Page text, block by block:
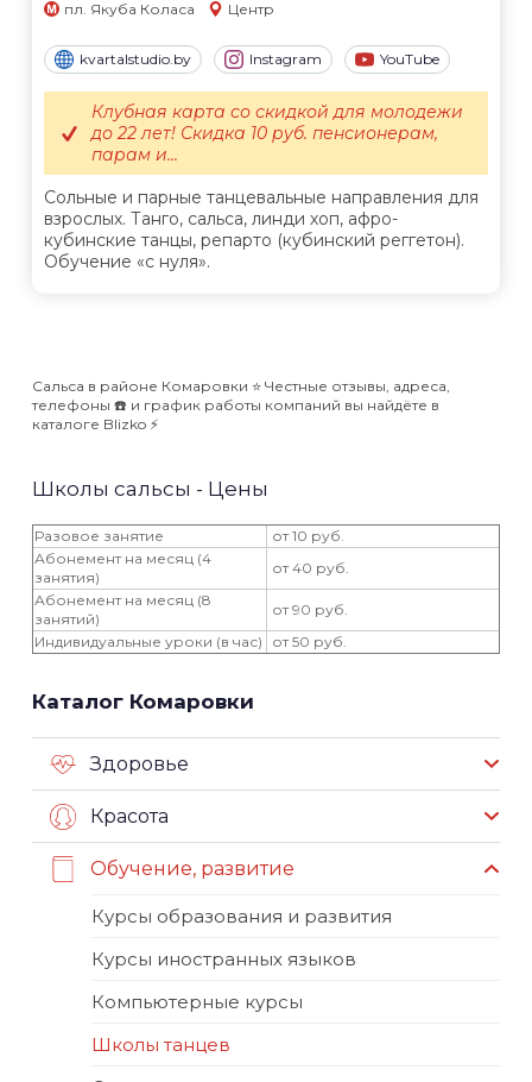
пл. Якуба Коласа Центр
kvartalstudio.by Instagram YouTube
Сольные и парные танцевальные направления для
взрослых. Танго, сальса, линди хоп, афро-
кубинские танцы, репарто (кубинский реггетон).
Обучение «с нуля».
Клубная карта со скидкой для молодежи
до 22 лет! Скидка 10 руб. пенсионерам,
парам и...
Сальса в районе Комаровки ⭐️ Честные отзывы, адреса,
телефоны ☎️ и график работы компаний вы найдёте в
каталоге Blizko ⚡️
Школы сальсы - Цены
Разовое занятие
от 10 руб.
Абонемент на месяц (4
занятия)
от 40 руб.
Абонемент на месяц (8
занятий)
от 90 руб.
Индивидуальные уроки (в час)
от 50 руб.
Каталог Комаровки
Здоровье
Красота
Обучение, развитие
Курсы образования и развития
Курсы иностранных языков
Компьютерные курсы
Школы танцев